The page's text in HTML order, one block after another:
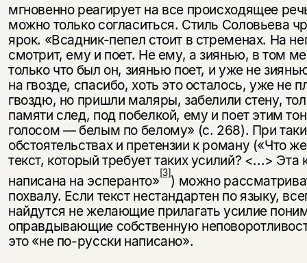
мгновенно реагирует на все происходящее
можно только согласиться. Стиль Соловьева
ярок. «Всадник-пепел стоит в стреме­нах. На
смотрит, ему и поет. Не ему, а зиянью, в том
только что был он, зи­янью поет, и уже не
на гвозде, спасибо, хоть это осталось, уже не
гвоздю, но пришли маляры, забелили стену,
памяти след, под побелкой, ему и поет этим
голосом — белым по белому» (с. 268). При
обстоятельствах и претензии к роману («Что
текст, который требует таких усилий? <...> Эта
написана на эсперанто»[3]) можно
похвалу. Если текст нестандартен по языку,
найдутся не желающие прилагать усилие
оправдывающие собственную
это «не по-русски написано».